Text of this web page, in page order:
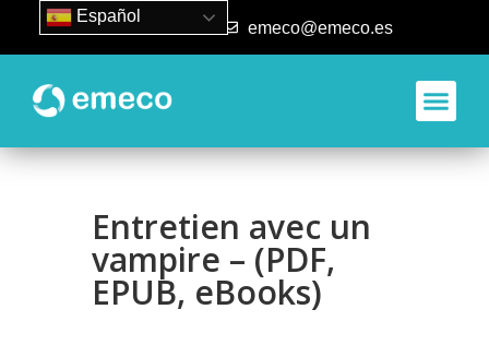
93 840 50 80 emeco@emeco.es
Entretien avec un
vampire – (PDF,
EPUB, eBooks)
Español